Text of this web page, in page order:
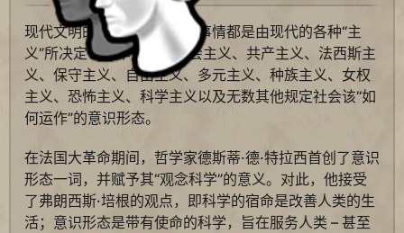
现代文明的进程和几乎任何事情都是由现代的各种“主
义”所决定：资本主义、社会主义、共产主义、法西斯主
义、保守主义、自由主义、多元主义、种族主义、女权
主义、恐怖主义、科学主义以及无数其他规定社会该“如
何运作”的意识形态。
在法国大革命期间，哲学家德斯蒂·德·特拉西首创了意识
形态一词，并赋予其“观念科学”的意义。对此，他接受
了弗朗西斯·培根的观点，即科学的宿命是改善人类的生
活；意识形态是带有使命的科学，旨在服务人类 – 甚至